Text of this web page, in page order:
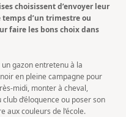
choisissent d’envoyer leur
d’un trimestre ou
faire les bons choix dans
gazon entretenu à la
en pleine campagne pour
midi, monter à cheval,
d’éloquence ou poser son
aux couleurs de l’école.